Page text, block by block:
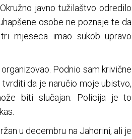
javno tužilaštvo odredilo
osobe ne poznaje te da
mjeseca imao sukob upravo
Podnio sam krivične
da je naručio moje ubistvo,
biti slučajan. Policija je to
u decembru na Jahorini, ali je